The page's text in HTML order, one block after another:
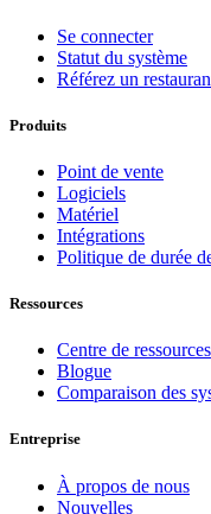
Se connecter
Statut du système
Référez un
Produits
Point de vente
Logiciels
Matériel
Intégrations
Politique de durée
Ressources
Centre de ressources
Blogue
Comparaison des
Entreprise
À propos de nous
Nouvelles